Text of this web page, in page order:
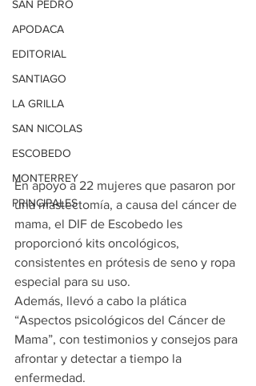
SAN PEDRO
APODACA
EDITORIAL
SANTIAGO
LA GRILLA
SAN NICOLAS
ESCOBEDO
MONTERREY
PRINCIPALES
En apoyo a 22 mujeres que pasaron por
una mastectomía, a causa del cáncer de
mama, el DIF de Escobedo les
proporcionó kits oncológicos,
consistentes en prótesis de seno y ropa
especial para su uso.
Además, llevó a cabo la plática
“Aspectos psicológicos del Cáncer de
Mama”, con testimonios y consejos para
afrontar y detectar a tiempo la
enfermedad.